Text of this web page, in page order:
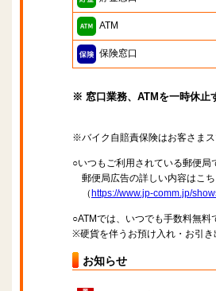
ATM
保険窓口
※ 窓口業務、ATMを一時休止
※バイク自賠責保険はお客さま
○いつもご利用されている郵便
郵便局広告の詳しい内容はこ
（ https://www.jp-comm.jp/
○ATMでは、いつでも手数料無
※硬貨を伴うお預け入れ・お引
お知らせ